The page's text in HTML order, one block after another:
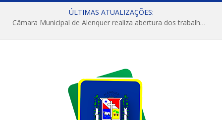
ÚLTIMAS ATUALIZAÇÕES:
Câmara Municipal de Alenquer realiza abertura dos trabalhos do 4º Período Legislativo